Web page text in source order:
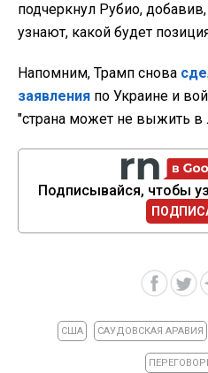
подчеркнул Рубио,
узнают, какой будет
Напомним, Трамп снова
заявления по Украине и
"страна может не выжить в
Подписывайся, чтобы
США САУДОВСКАЯ АРАВИЯ